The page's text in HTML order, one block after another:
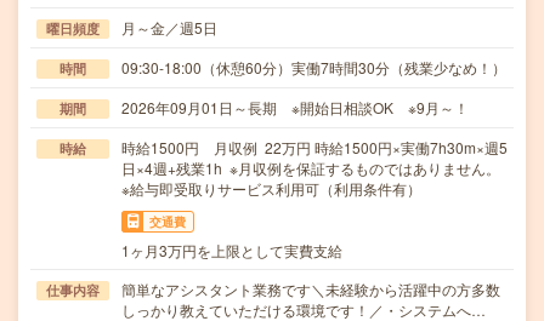
曜日頻度 月～金／週5日
時間 09:30-18:00（休憩60分）実働7時間30分（残業少なめ！）
期間 2026年09月01日～長期 ※開始日相談OK ※9月～！
時給
時給1500円 月収例 22万円 時給1500円×実働7h30m×週5
日×4週+残業1h ※月収例を保証するものではありません。
※給与即受取りサービス利用可（利用条件有）
交通費
1ヶ月3万円を上限として実費支給
仕事内容
簡単なアシスタント業務です＼未経験から活躍中の方多数
しっかり教えていただける環境です！／・システムへ…